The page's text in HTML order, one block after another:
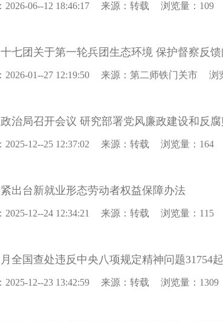
2026-06--12 18:46:17 来源：转载 浏览量：109
2026-01--27 12:19:50 来源：第二师铁门关市 浏
治局召开会议 研究部署党风廉政建设和反
12--25 12:37:02 来源：转载 浏览量：164
出台新就业形态劳动者权益保障办法
12--24 12:34:21 来源：转载 浏览量：115
月全国查处违反中央八项规定精神问题31754起
2025-12--23 13:42:59 来源：转载 浏览量：1309